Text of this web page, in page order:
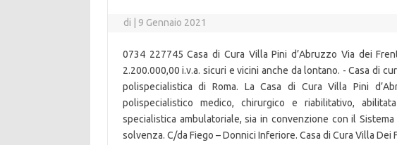
di 9 Gennaio 2021
0734 227745 Casa di Cura Villa Pini d’Abruzzo Via dei
2.200.000,00 i.v.a. sicuri e vicini anche da lontano. - Casa di
polispecialistica di Roma. La Casa di Cura Villa Pini
polispecialistico medico, chirurgico e riabilitativo,
specialistica ambulatoriale, sia in convenzione con il
solvenza. C/da Fiego – Donnici Inferiore. Casa di Cura Villa Dei